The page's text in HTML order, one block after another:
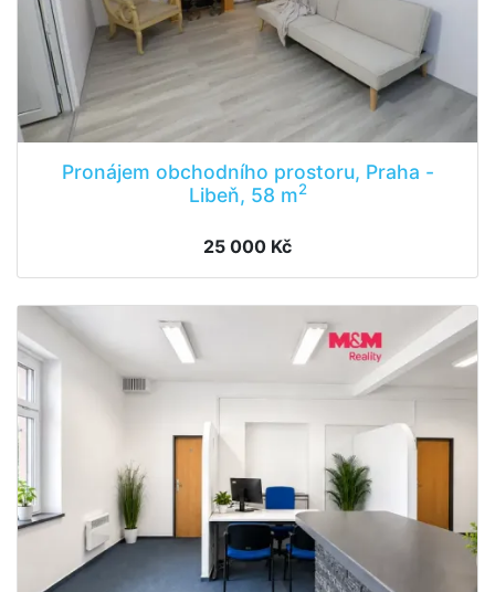
Pronájem obchodního prostoru, Praha -
Libeň, 58 m2
25 000 Kč